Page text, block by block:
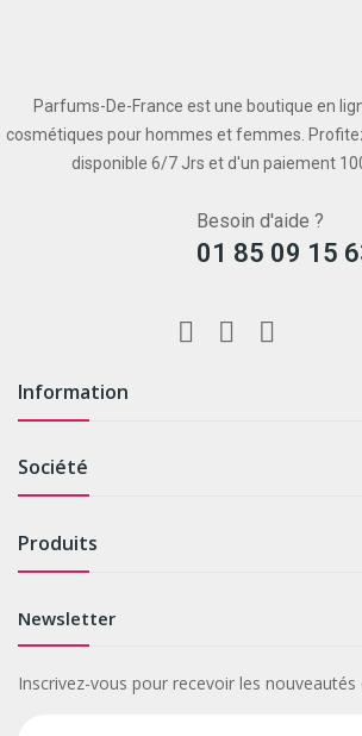
Parfums-De-France est une boutique en
cosmétiques pour hommes et femmes.
disponible 6/7 Jrs et d'un paiement
Besoin d'aide ?
01 85 09 15
Information
Société
Produits
Newsletter
Inscrivez-vous pour recevoir les